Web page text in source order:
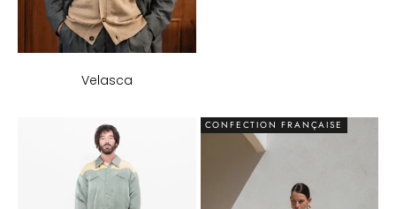
Velasca
CONFECTION FRANÇAISE